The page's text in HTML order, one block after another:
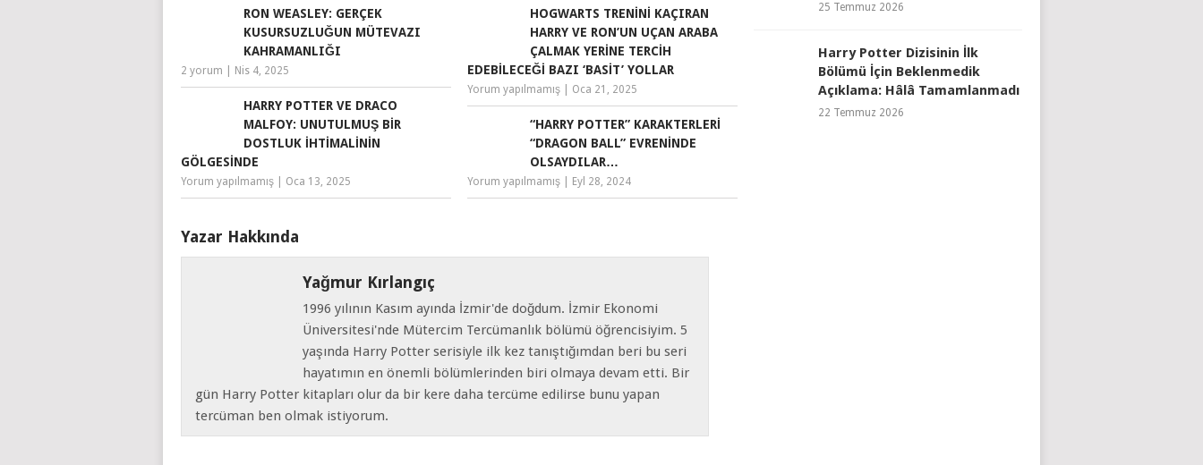
RON WEASLEY: GERÇEK
KUSURSUZLUĞUN MÜTEVAZI
KAHRAMANLIĞI
2 yorum Nis 4, 2025
HOGWARTS TRENINI KAÇIRAN
HARRY VE RON’UN UÇAN ARABA
ÇALMAK YERINE TERCIH
EDEBILECEĞI BAZI ‘BASIT’ YOLLAR
Yorum yapılmamış Oca 21, 2025
HARRY POTTER VE DRACO
MALFOY: UNUTULMUŞ BIR
DOSTLUK İHTIMALININ
GÖLGESINDE
Yorum yapılmamış Oca 13, 2025
“HARRY POTTER” KARAKTERLERI
“DRAGON BALL” EVRENINDE
OLSAYDILAR…
Yorum yapılmamış Eyl 28, 2024
Yazar Hakkında
Yağmur Kırlangıç
1996 yılının Kasım ayında İzmir'de doğdum. İzmir Ekonomi
Üniversitesi'nde Mütercim Tercümanlık bölümü öğrencisiyim. 5
yaşında Harry Potter serisiyle ilk kez tanıştığımdan beri bu seri
hayatımın en önemli bölümlerinden biri olmaya devam etti. Bir
gün Harry Potter kitapları olur da bir kere daha tercüme edilirse bunu yapan
tercüman ben olmak istiyorum.
25 Temmuz 2026
Harry Potter Dizisinin İlk
Bölümü İçin Beklenmedik
Açıklama: Hâlâ Tamamlanmadı
22 Temmuz 2026